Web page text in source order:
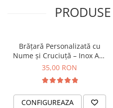
♡ Te iubesc mereu
♡ Our First Home
Ideal pentru
• Cadou pentru iubit
• Cadou pentru iubită
• Cadou aniversare cuplu
• Cadou amuzant pentru
Brățară Personalizată cu
Nume și Cruciuță – Inox Aur
IP
35,00 RON
CONFIGUREAZA